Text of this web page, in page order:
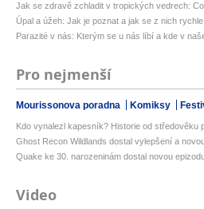
Jak se zdravě zchladit v tropických vedrech: Co
Úpal a úžeh: Jak je poznat a jak se z nich
Parazité v nás: Kterým se u nás líbí a kde v
Pro nejmenší
Mourissonova poradna Komiksy
Kdo vynalezl kapesník? Historie od středověku
Ghost Recon Wildlands dostal vylepšení a
Quake ke 30. narozeninám dostal novou
Video